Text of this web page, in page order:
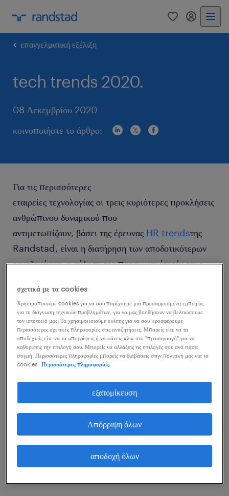
0 my
επαγγελματική εξέλιξη
tech trends 2020.
08 Δεκεμβρίου 2020
κοινοποιήστε το άρθρο:
Για τις περισσότερες
εταιρείες τεχνολογίας οι τρεις κυριότερες προκλήσεις
ανθρώπινου δυναμικού που
αντιμετωπίζουν, βάσει της έρευνας HR trendsτης
Randstad, είναι η διατήρηση των αποδοτικότερων
εργαζομένων, η αύξηση της παραγωγικότητάς τους,
Τι είναι όμως αυτό που
ακούμε από τους υποψηφίους ότι θέλουν από τη
δουλειά τους; Αυτό που θα τους
έδινε κίνητρο να παραμείνουν και να αυξήσουν την
παραγωγικότητά τους; Ποιες
είναι οι δεξιότητες που θα κυνηγήσουν να
αναπτύξουν;
Tα tech trends
για κάθε διαφορετικό ρόλο καθορίζουν το πόσο
ελκυστική είναι η θέση στα μάτια
σχετικά με τα cookies
Χρησιμοποιούμε cookies για να σου παρέχουμε μια προσαρμοσμένη εμπειρία,
για τη διάγνωση τεχνικών προβλημάτων, για να μας βοηθήσουν να βελτιώσουμε
τον ιστότοπό μας. Τα χρησιμοποιούμε επίσης για να σου προσφέρουμε
περισσότερες σχετικές πληροφορίες στις αναζητήσεις. Μπορείς είτε να τα
αποδεχτείς είτε να τα απορρίψεις ή να κάνεις κλικ στο "προσαρμογή" για να
καθορίσεις την επιλογή σου. Μπορείς να αλλάξεις τις επιλογές σου ανά πάσα
στιγμή. Περισσότερες πληροφορίες μπορείς να διαβάσεις στην πολιτική μας για τα
cookies.
Περισσότερες πληροφορίες.
εξατομίκευση
Απόρριψη όλων
αποδοχή όλων